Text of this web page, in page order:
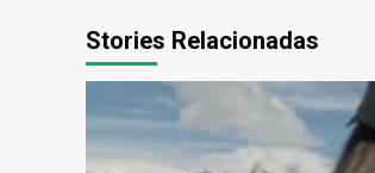
Stories Relacionadas